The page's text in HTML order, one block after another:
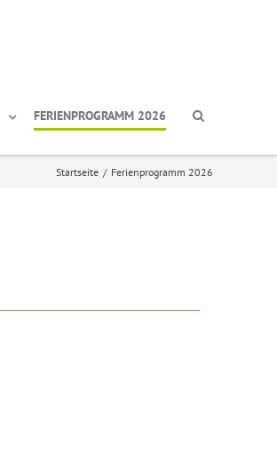
FERIENPROGRAMM 2026
Startseite / Ferienprogramm 2026